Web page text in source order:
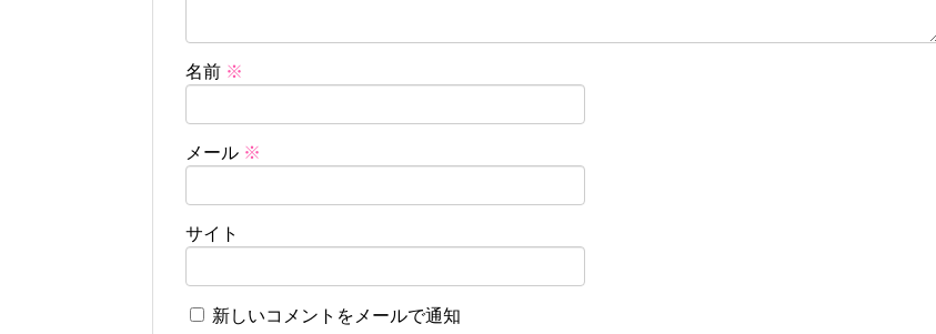
名前 ※
メール ※
サイト
新しいコメントをメールで通知